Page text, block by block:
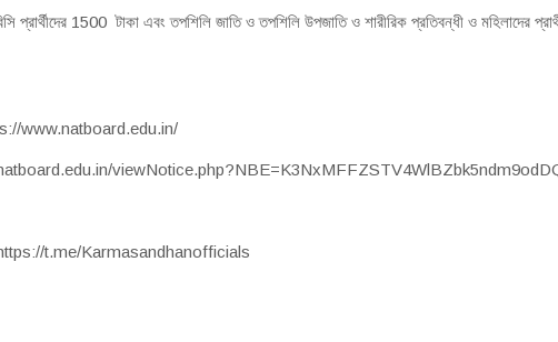
প্রার্থীদের 1500 টাকা এবং তপশিলি জাতি ও তপশিলি উপজাতি ও শারীরিক প্রতিবন্ধী ও মহিলাদের
www.natboard.edu.in/
natboard.edu.in/
: https://t.me/Karmasandhanofficials